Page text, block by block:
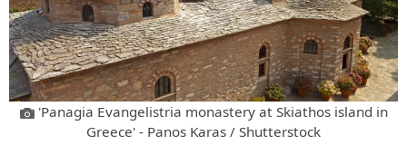
'Panagia Evangelistria monastery at Skiathos island in
Greece' - Panos Karas / Shutterstock